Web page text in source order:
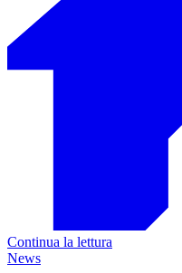
Continua la lettura
News